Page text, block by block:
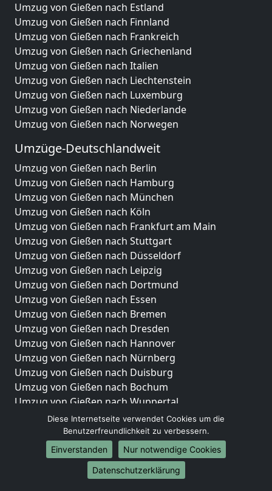
Umzug von Gießen nach Estland
Umzug von Gießen nach Finnland
Umzug von Gießen nach Frankreich
Umzug von Gießen nach Griechenland
Umzug von Gießen nach Italien
Umzug von Gießen nach Liechtenstein
Umzug von Gießen nach Luxemburg
Umzug von Gießen nach Niederlande
Umzug von Gießen nach Norwegen
Umzüge-Deutschlandweit
Umzug von Gießen nach Berlin
Umzug von Gießen nach Hamburg
Umzug von Gießen nach München
Umzug von Gießen nach Köln
Umzug von Gießen nach Frankfurt am Main
Umzug von Gießen nach Stuttgart
Umzug von Gießen nach Düsseldorf
Umzug von Gießen nach Leipzig
Umzug von Gießen nach Dortmund
Umzug von Gießen nach Essen
Umzug von Gießen nach Bremen
Umzug von Gießen nach Dresden
Umzug von Gießen nach Hannover
Umzug von Gießen nach Nürnberg
Umzug von Gießen nach Duisburg
Umzug von Gießen nach Bochum
Umzug von Gießen nach Wuppertal
Umzug von Gießen nach Bielefeld
Umzug von Gießen nach Bonn
Umzug von Gießen nach Münster
Internationale-Umzüge
Diese Internetseite verwendet Cookies um die
Benutzerfreundlichkeit zu verbessern.
Einverstanden
Nur notwendige Cookies
Datenschutzerklärung